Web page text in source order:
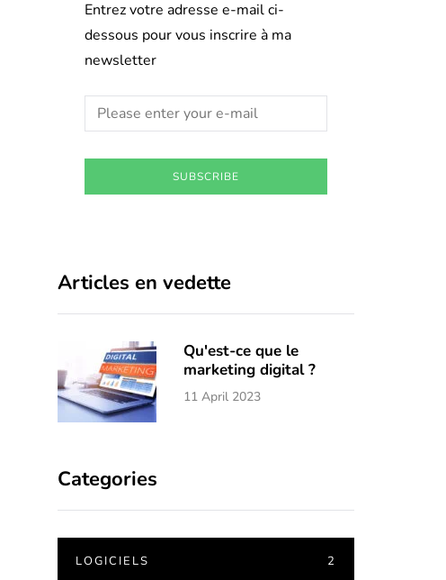
Entrez votre adresse e-mail ci-
dessous pour vous inscrire à ma
newsletter
SUBSCRIBE
Articles en vedette
Qu'est-ce que le
marketing digital ?
11 April 2023
Categories
LOGICIELS 2